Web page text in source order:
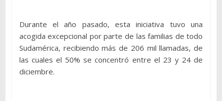
Durante el año pasado, esta iniciativa tuvo una
acogida excepcional por parte de las familias de todo
Sudamérica, recibiendo más de 206 mil llamadas, de
las cuales el 50% se concentró entre el 23 y 24 de
diciembre.